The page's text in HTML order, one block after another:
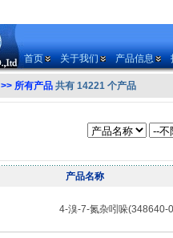
首页 关于我们 产品信息
>> 所有产品 共有 14221 个产品
产品名称
4-溴-7-氮杂吲哚(348640-